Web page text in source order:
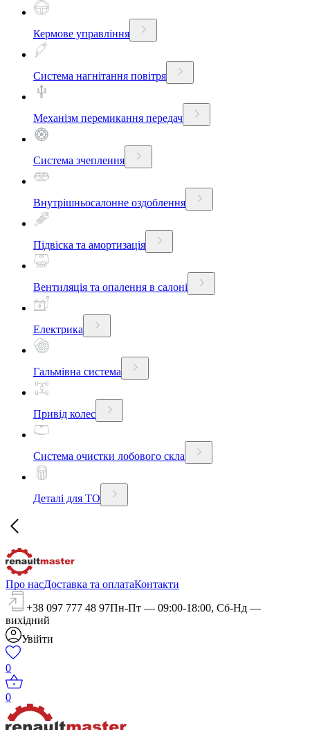
Кермове управління
Система нагнітання повітря
Механізм перемикання передач
Система зчеплення
Внутрішньосалонне оздоблення
Підвіска та амортизація
Вентиляція та опалення в салоні
Електрика
Гальмівна система
Привід колес
Система очистки лобового скла
Деталі для ТО
Про насДоставка та оплатаКонтакти
+38 097 777 48 97Пн-Пт — 09:00-18:00, Сб-Нд —
вихідний
Увійти
0
0